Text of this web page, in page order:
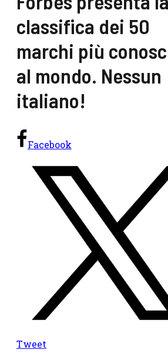
classifica dei 50
marchi più
al mondo. Nessun
italiano!
Facebook
Tweet